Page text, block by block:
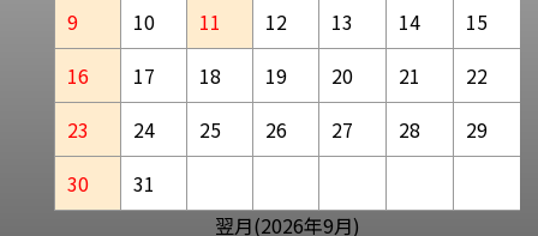
9
10 11 12 13 14
15
16
17 18 19 20 21
22
23
24 25 26 27 28
29
30
31
翌月(2026年9月)